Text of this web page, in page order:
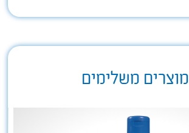
מוצרים משלימים